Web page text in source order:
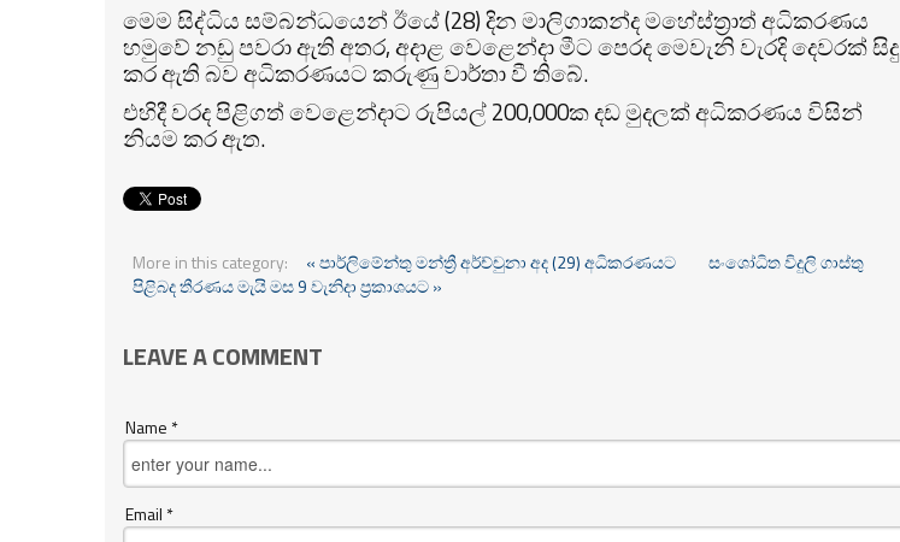
මෙම සිද්ධිය සම්බන්ධයෙන් ඊයේ (28) දින මාලිගාකන්ද මහේස්ත්‍රාත් අධිකරණය
හමුවේ නඩු පවරා ඇති අතර, අදාළ වෙළෙන්දා මීට පෙරද මෙවැනි වැරදි දෙවරක් සිදු
කර ඇති බව අධිකරණයට කරුණු වාර්තා වී තිබේ.
එහිදී වරද පිළිගත් වෙළෙන්දාට රුපියල් 200,000ක දඩ මුදලක් අධිකරණය විසින්
නියම කර ඇත.
More in this category: « පාර්ලිමේන්තු මන්ත්‍රී අර්ච්චුනා අද (29) අධිකරණයට
සංශෝධිත විදුලි ගාස්තු
පිළිබද තීරණය මැයි මස 9 වැනිදා ප්‍රකාශයට »
LEAVE A COMMENT
Name *
Email *